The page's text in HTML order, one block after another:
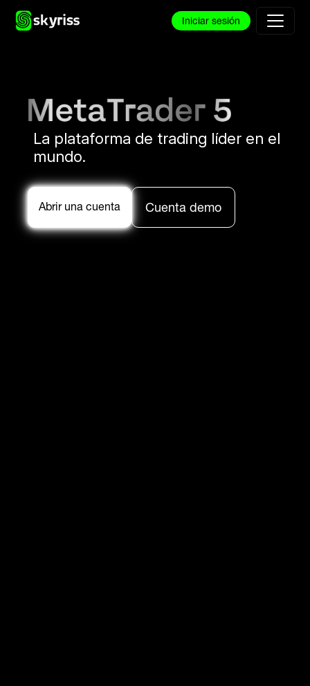
Iniciar sesión
La plataforma de trading líder en el
mundo.
Abrir una cuenta Cuenta demo